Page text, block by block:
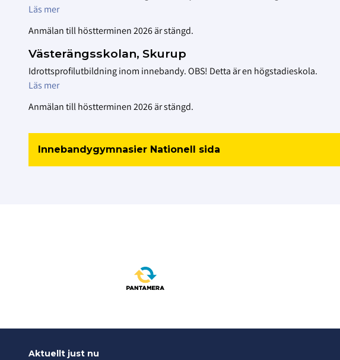
Läs mer
Anmälan till höstterminen 2026 är stängd.
Västerängsskolan, Skurup
Idrottsprofilutbildning inom innebandy. OBS! Detta är en högstadieskola.
Läs mer
Anmälan till höstterminen 2026 är stängd.
Innebandygymnasier Nationell sida
Aktuellt just nu